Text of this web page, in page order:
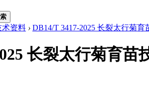
术资料 › DB14/T 3417-2025 长裂太行菊育
长裂太行菊育苗